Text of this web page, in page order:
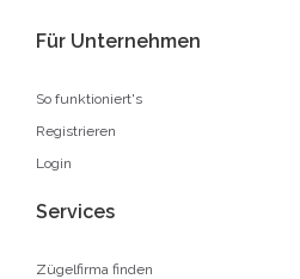
Für Unternehmen
So funktioniert's
Registrieren
Login
Services
Zügelfirma finden